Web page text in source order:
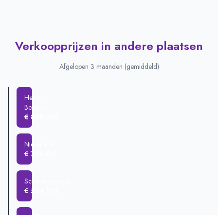
Verkoopprijzen in andere plaatsen
Afgelopen 3 maanden (gemiddeld)
Hei- en
Boeicop
€ 829.250
Nieuwland
€ 747.525
Schoonrewoerd
€ 564.722